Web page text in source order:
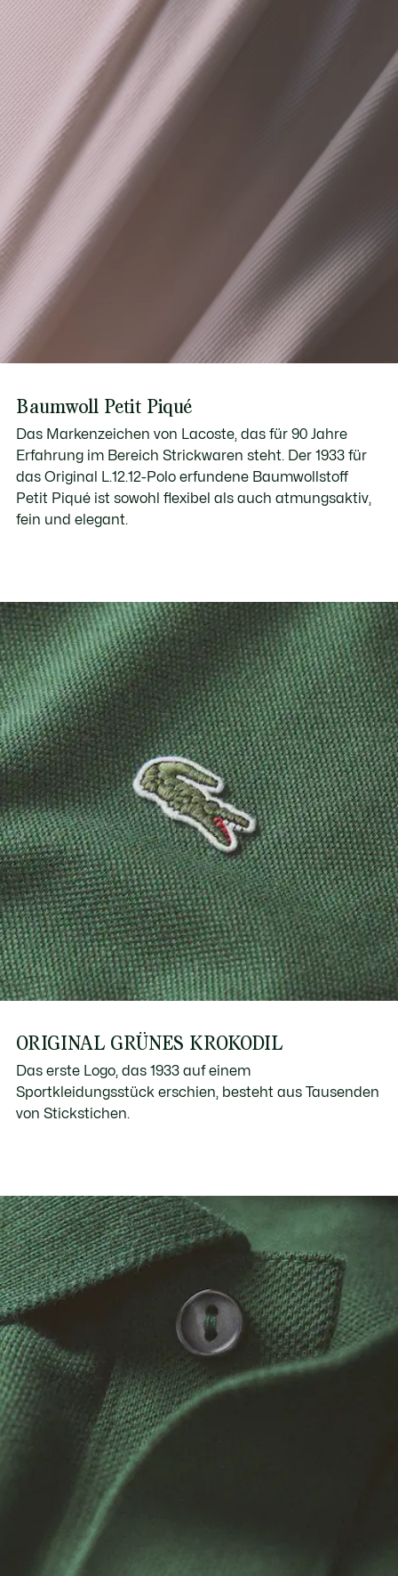
Baumwoll Petit Piqué
Das Markenzeichen von Lacoste, das für 90 Jahre
Erfahrung im Bereich Strickwaren steht. Der 1933 für
das Original L.12.12-Polo erfundene Baumwollstoff
Petit Piqué ist sowohl flexibel als auch atmungsaktiv,
fein und elegant.
ORIGINAL GRÜNES KROKODIL
Das erste Logo, das 1933 auf einem
Sportkleidungsstück erschien, besteht aus Tausenden
von Stickstichen.